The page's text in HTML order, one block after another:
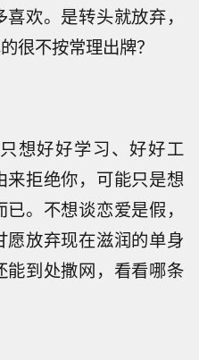
欢。是转头就放弃，
很不按常理出牌？
想好好学习、好好工
拒绝你，可能只是想
。不想谈恋爱是假，
放弃现在滋润的单身
到处撒网，看看哪条